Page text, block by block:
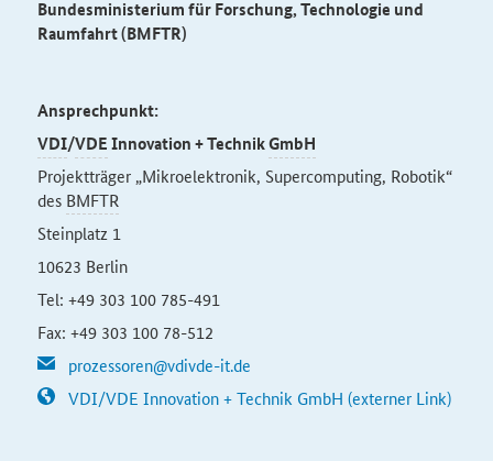
Bundesministerium für Forschung, Technologie und
Raumfahrt (BMFTR)
Ansprechpunkt:
VDI/VDEInnovation + TechnikGmbH
Projektträger „Mikroelektronik, Supercomputing, Robotik“
des BMFTR
Steinplatz 1
10623 Berlin
Tel: +49 303 100 785-491
Fax: +49 303 100 78-512
prozessoren@vdivde-it.de
VDI/VDE Innovation + Technik GmbH (externer Link)